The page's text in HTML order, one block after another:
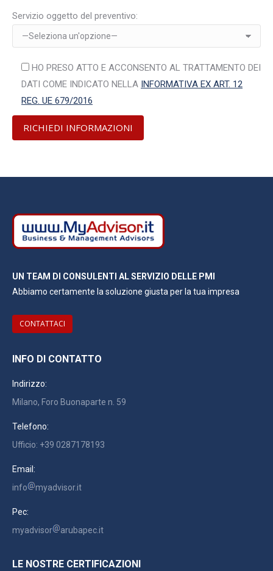
Servizio oggetto del preventivo:
HO PRESO ATTO E ACCONSENTO AL TRATTAMENTO DEI
DATI COME INDICATO NELLA INFORMATIVA EX ART. 12
REG. UE 679/2016
UN TEAM DI CONSULENTI AL SERVIZIO DELLE PMI
Abbiamo certamente la soluzione giusta per la tua impresa
CONTATTACI
INFO DI CONTATTO
Indirizzo:
Milano, Foro Buonaparte n. 59
Telefono:
Ufficio: +39 0287178193
Email:
info
myadvisor.it
Pec:
myadvisor
arubapec.it
LE NOSTRE CERTIFICAZIONI